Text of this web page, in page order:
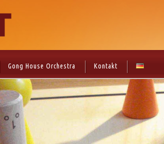
Gong House Orchestra Kontakt